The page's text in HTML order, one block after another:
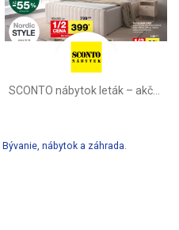
SCONTO nábytok leták – akčná ponuka
Bývanie, nábytok a záhrada.